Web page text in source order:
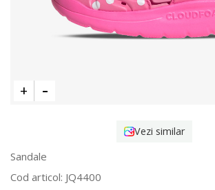
Vezi similar
Sandale
Cod articol: JQ4400